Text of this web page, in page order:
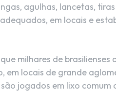
agulhas, lancetas,
em locais e
milhares de
locais de grande
jogados em lixo comum